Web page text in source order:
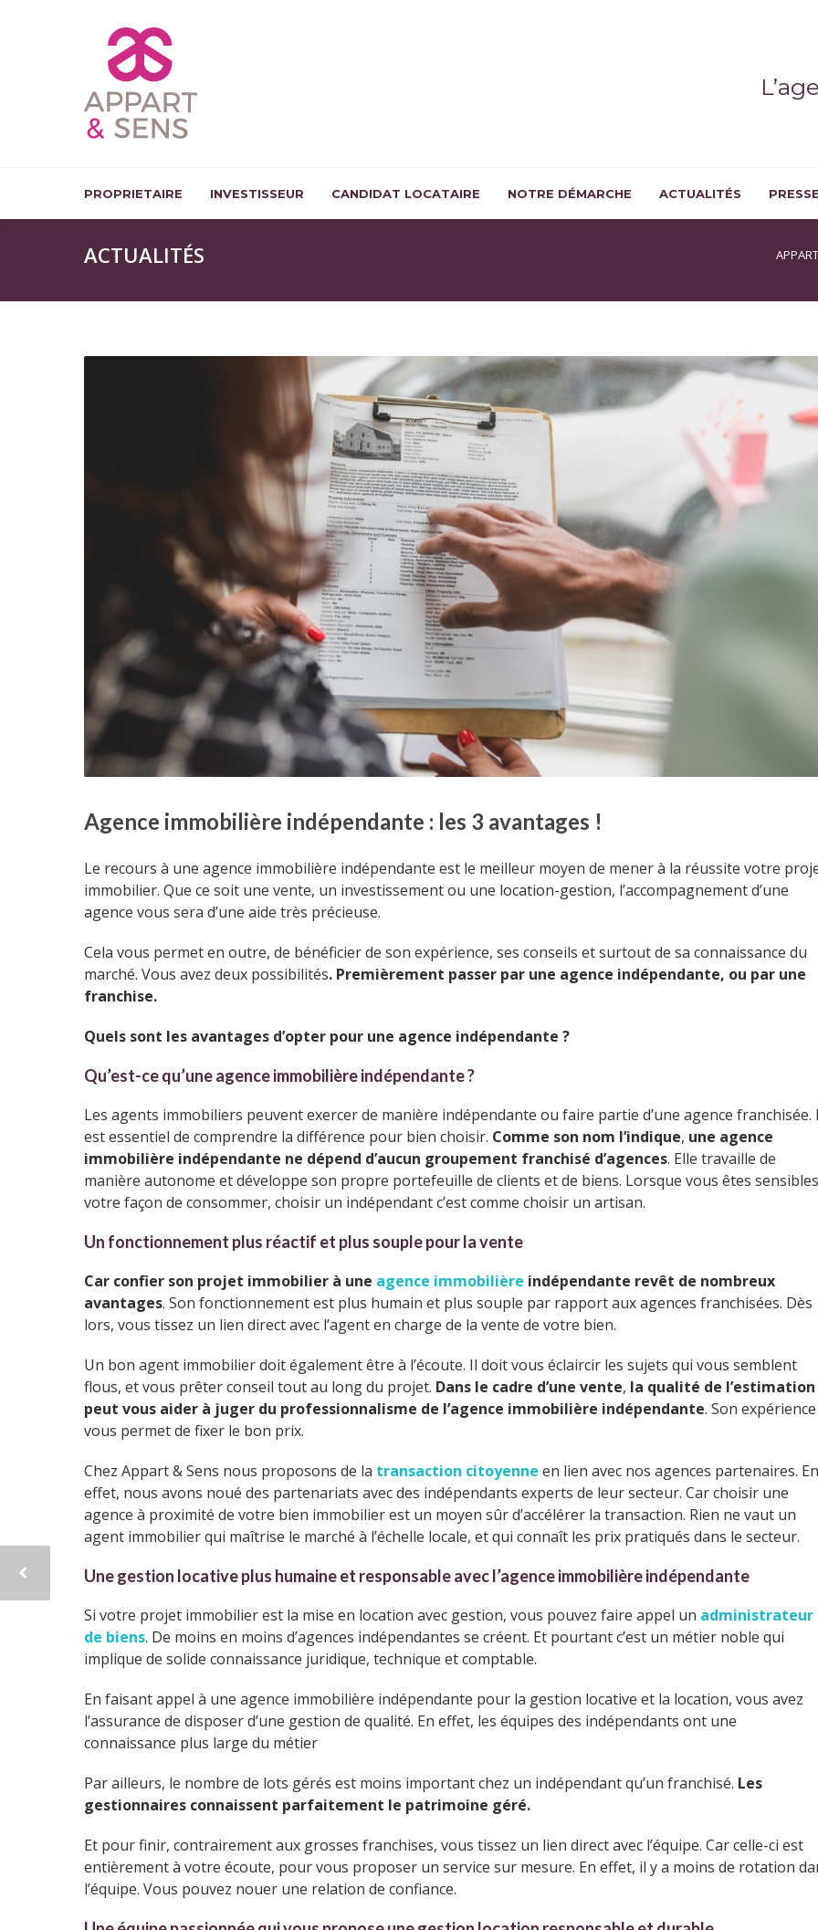
PROPRIETAIRE INVESTISSEUR CANDIDAT LOCATAIRE NOTRE DÉMARCHE ACTUALITÉS
ACTUALITÉS
Agence immobilière indépendante : les 3 avantages !
Le recours à une agence immobilière indépendante est le meilleur moyen de mener à la réussite votre
immobilier. Que ce soit une vente, un investissement ou une location-gestion, l’accompagnement d’une
agence vous sera d’une aide très précieuse.
Cela vous permet en outre, de bénéficier de son expérience, ses conseils et surtout de sa connaissance du
marché. Vous avez deux possibilités. Premièrement passer par une agence indépendante, ou par une
franchise.
Quels sont les avantages d’opter pour une agence indépendante ?
Qu’est-ce qu’une agence immobilière indépendante ?
Les agents immobiliers peuvent exercer de manière indépendante ou faire partie d’une agence franchisée.
est essentiel de comprendre la différence pour bien choisir. Comme son nom l’indique, une agence
immobilière indépendante ne dépend d’aucun groupement franchisé d’agences. Elle travaille de
manière autonome et développe son propre portefeuille de clients et de biens. Lorsque vous êtes
votre façon de consommer, choisir un indépendant c’est comme choisir un artisan.
Un fonctionnement plus réactif et plus souple pour la vente
Car confier son projet immobilier à une agence immobilière indépendante revêt de nombreux
avantages. Son fonctionnement est plus humain et plus souple par rapport aux agences franchisées. Dès
lors, vous tissez un lien direct avec l’agent en charge de la vente de votre bien.
Un bon agent immobilier doit également être à l’écoute. Il doit vous éclaircir les sujets qui vous semblent
flous, et vous prêter conseil tout au long du projet. Dans le cadre d’une vente, la qualité de l’estimation
peut vous aider à juger du professionnalisme de l’agence immobilière indépendante. Son expérience
vous permet de fixer le bon prix.
Chez Appart & Sens nous proposons de la transaction citoyenne en lien avec nos agences partenaires. En
effet, nous avons noué des partenariats avec des indépendants experts de leur secteur. Car choisir une
agence à proximité de votre bien immobilier est un moyen sûr d’accélérer la transaction. Rien ne vaut un
agent immobilier qui maîtrise le marché à l’échelle locale, et qui connaît les prix pratiqués dans le secteur.
Une gestion locative plus humaine et responsable avec l’agence immobilière indépendante
Si votre projet immobilier est la mise en location avec gestion, vous pouvez faire appel un administrateur
de biens. De moins en moins d’agences indépendantes se créent. Et pourtant c’est un métier noble qui
implique de solide connaissance juridique, technique et comptable.
En faisant appel à une agence immobilière indépendante pour la gestion locative et la location, vous avez
l’assurance de disposer d’une gestion de qualité. En effet, les équipes des indépendants ont une
connaissance plus large du métier
Par ailleurs, le nombre de lots gérés est moins important chez un indépendant qu’un franchisé. Les
gestionnaires connaissent parfaitement le patrimoine géré.
Et pour finir, contrairement aux grosses franchises, vous tissez un lien direct avec l’équipe. Car celle-ci est
entièrement à votre écoute, pour vous proposer un service sur mesure. En effet, il y a moins de rotation
l’équipe. Vous pouvez nouer une relation de confiance.